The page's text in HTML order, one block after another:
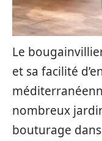
Le
et sa facilité
nombreux
bouturage dans